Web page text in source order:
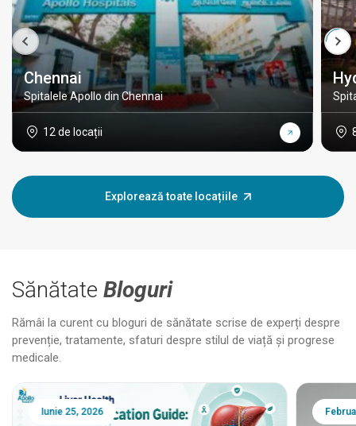
Chennai
Spitalele Apollo din Chennai
12 de locații
Explorează toate locațiile
Sănătate Bloguri
Rămâi la curent cu bloguri de sănătate scrise de experți despre
prevenție, tratamente, sfaturi despre stilul de viață și progrese
medicale.
Iunie 25, 2026